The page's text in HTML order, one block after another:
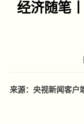
经济随笔
来源：央视新闻客户